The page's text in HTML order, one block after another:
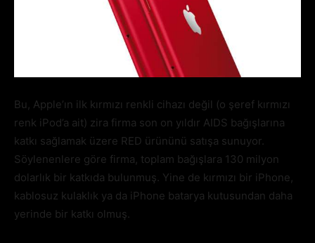
Bu, Apple’ın ilk kırmızı renkli cihazı değil (o şeref kırmızı
renk iPod’a ait) zira firma son on yıldır AIDS bağışlarına
katkı sağlamak üzere RED ürününü satışa sunuyor.
Söylenenlere göre firma, toplam bağışlara 130 milyon
dolarlık bir katkıda bulunmuş. Yine de kırmızı bir iPhone,
kablosuz kulaklık ya da iPhone batarya kutusundan daha
yerinde bir katkı olmuş.